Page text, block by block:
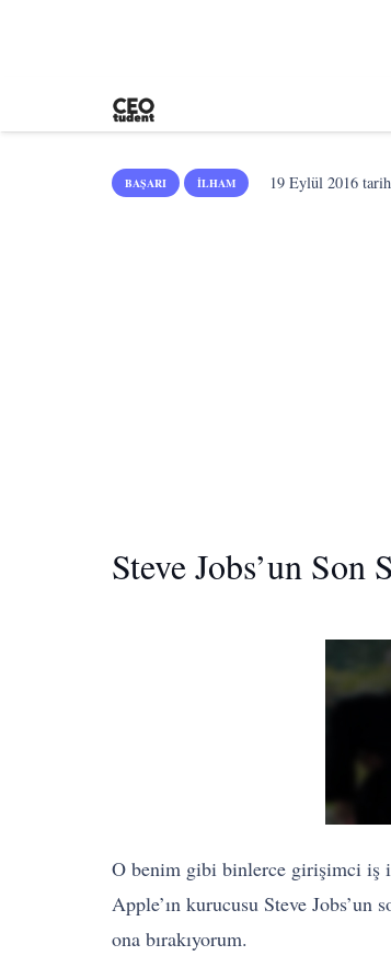
BAŞARI İLHAM 19 Eylül 2016
Steve Jobs’un Son
O benim gibi binlerce girişimci iş
Apple’ın kurucusu Steve
ona bırakıyorum.